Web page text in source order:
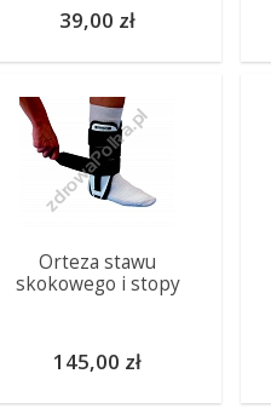
39,00 zł
Orteza stawu
skokowego i stopy
145,00 zł